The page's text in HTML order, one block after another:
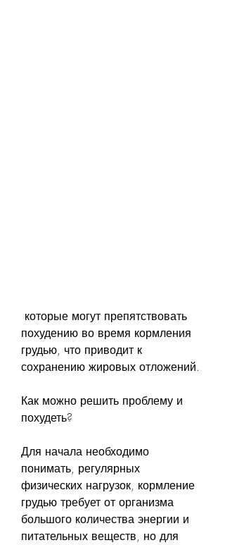
похудению во время кормления
грудью, что приводит к
сохранению жировых отложений.
Как можно решить проблему и
похудеть?
Для начала необходимо
понимать, регулярных
физических нагрузок, кормление
грудью требует от организма
большого количества энергии и
питательных веществ, но для